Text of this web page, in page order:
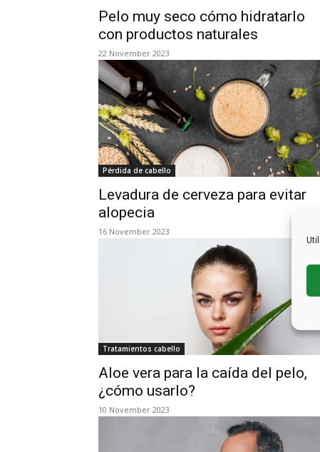
Pelo muy seco cómo hidratarlo
con productos naturales
22 November 2023
Pérdida de cabello
Levadura de cerveza para evitar
alopecia
16 November 2023
Tratamientos cabello
Aloe vera para la caída del pelo,
¿cómo usarlo?
10 November 2023